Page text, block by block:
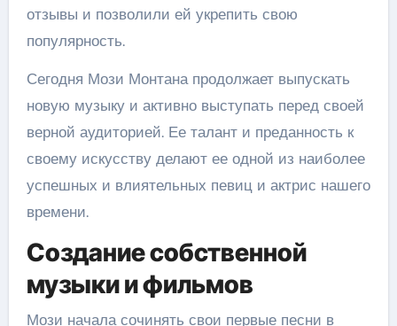
отзывы и позволили ей укрепить свою
популярность.
Сегодня Мози Монтана продолжает выпускать
новую музыку и активно выступать перед своей
верной аудиторией. Ее талант и преданность к
своему искусству делают ее одной из наиболее
успешных и влиятельных певиц и актрис нашего
времени.
Создание собственной
музыки и фильмов
Мози начала сочинять свои первые песни в